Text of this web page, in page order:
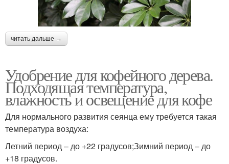
читать дальше →
Удобрение для кофейного дерева.
Подходящая температура,
влажность и освещение для кофе
Для нормального развития сеянца ему требуется такая
температура воздуха:
Летний период – до +22 градусов;Зимний период – до
+18 градусов.